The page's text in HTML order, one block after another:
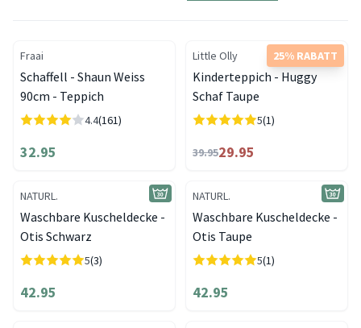
Fraai
Schaffell - Shaun Weiss
90cm - Teppich
4.4(161)
32.95
25% RABATT
Little Olly
Kinderteppich - Huggy
Schaf Taupe
5(1)
39.9529.95
NATURL.
Waschbare Kuscheldecke -
Otis Schwarz
5(3)
42.95
NATURL.
Waschbare Kuscheldecke -
Otis Taupe
5(1)
42.95